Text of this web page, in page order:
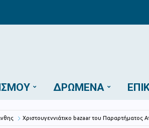
ΔΡΏΜΕΝΑ
Χριστουγεννιάτικο bazaar του Παραρτήματος